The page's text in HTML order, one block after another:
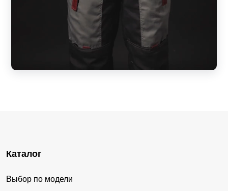
Каталог
Выбор по модели